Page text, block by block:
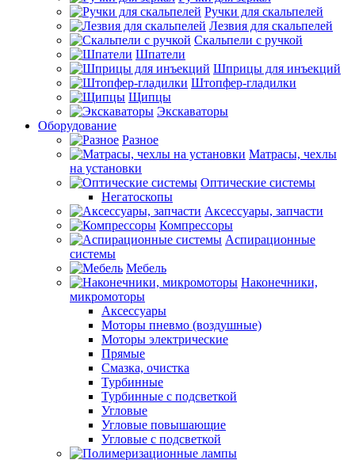
Ручки для скальпелей
Лезвия для скальпелей
Скальпели с ручкой
Шпатели
Шприцы для инъекций
Штопфер-гладилки
Щипцы
Экскаваторы
Оборудование
Разное
Матрасы, чехлы
на установки
Оптические системы
Негатоскопы
Аксессуары, запчасти
Компрессоры
Аспирационные
системы
Мебель
Наконечники,
микромоторы
Аксессуары
Моторы пневмо (воздушные)
Моторы электрические
Прямые
Смазка, очистка
Турбинные
Турбинные с подсветкой
Угловые
Угловые повышающие
Угловые с подсветкой